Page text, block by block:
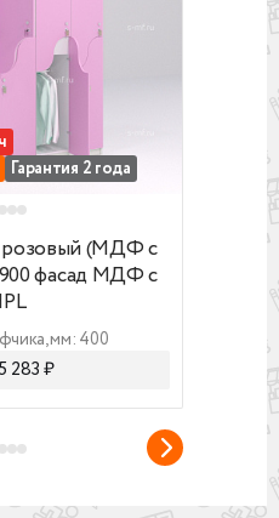
в пазы)
(МДФ с HPL)
Гарантия 2 года
(МДФ с
фасад МДФ с
мм: 400
От 25 283 ₽
От